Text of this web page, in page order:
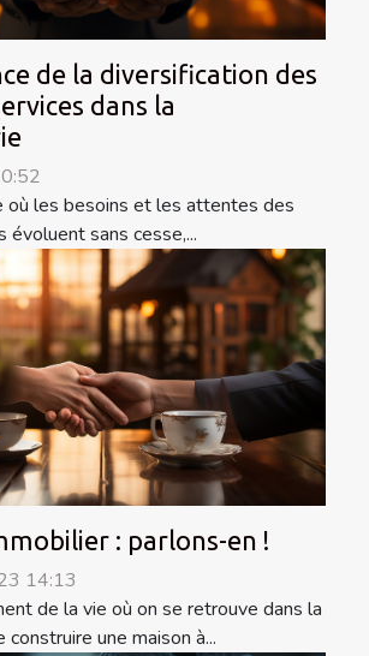
de la diversification des
dans la
où les besoins et les attentes des
évoluent sans cesse,...
: parlons-en !
14:13
de la vie où on se retrouve dans la
une maison à...